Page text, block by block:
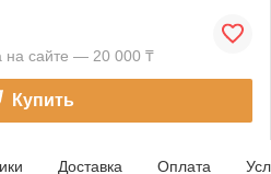
на сайте — 20 000 ₸
Купить
Доставка Оплата